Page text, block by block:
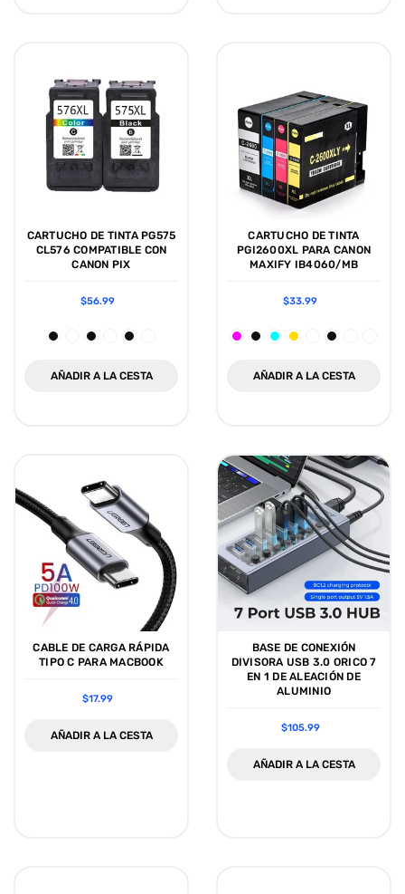
CARTUCHO DE TINTA PG575
CL576 COMPATIBLE CON
CANON PIX
$56.99
AÑADIR A LA CESTA
CARTUCHO DE TINTA
PGI2600XL PARA CANON
MAXIFY IB4060/MB
$33.99
AÑADIR A LA CESTA
CABLE DE CARGA RÁPIDA
TIPO C PARA MACBOOK
$17.99
AÑADIR A LA CESTA
BASE DE CONEXIÓN
DIVISORA ​​USB 3.0 ORICO 7
EN 1 DE ALEACIÓN DE
ALUMINIO
$105.99
AÑADIR A LA CESTA